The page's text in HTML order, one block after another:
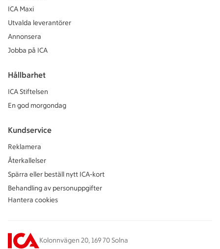
ICA Maxi
Utvalda leverantörer
Annonsera
Jobba på ICA
Hållbarhet
ICA Stiftelsen
En god morgondag
Kundservice
Reklamera
Återkallelser
Spärra eller beställ nytt ICA-kort
Behandling av personuppgifter
Hantera cookies
Kolonnvägen 20, 169 70 Solna